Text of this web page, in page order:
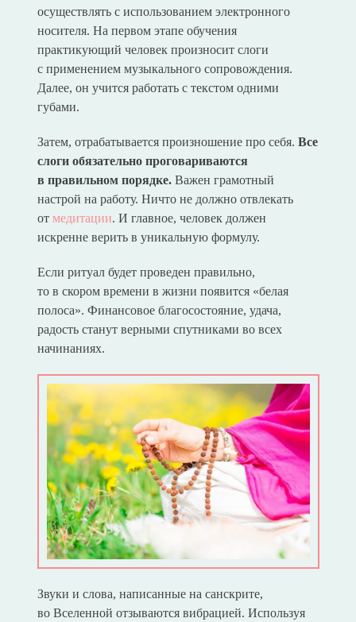
осуществлять с использованием электронного
носителя. На первом этапе обучения
практикующий человек произносит слоги
с применением музыкального сопровождения.
Далее, он учится работать с текстом одними
губами.
Затем, отрабатывается произношение про себя. Все
слоги обязательно проговариваются
в правильном порядке.Важен грамотный
настрой на работу. Ничто не должно отвлекать
от медитации. И главное, человек должен
искренне верить в уникальную формулу.
Если ритуал будет проведен правильно,
то в скором времени в жизни появится «белая
полоса». Финансовое благосостояние, удача,
радость станут верными спутниками во всех
начинаниях.
Звуки и слова, написанные на санскрите,
во Вселенной отзываются вибрацией. Используя